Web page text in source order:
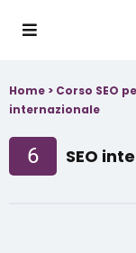
Home > Corso SEO
internazionale
6 SEO